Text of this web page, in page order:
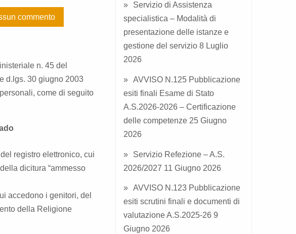
commento
n. 45 del
d.lgs. 30 giugno 2003
come di seguito
registro elettronico, cui
dicitura “ammesso
accedono i genitori, del
della Religione
Servizio di Assistenza
specialistica – Modalità di
presentazione delle istanze e
gestione del servizio 8 Luglio
2026
AVVISO N.125 Pubblicazione
esiti finali Esame di Stato
A.S.2026-2026 – Certificazione
delle competenze 25 Giugno
2026
Servizio Refezione – A.S.
2026/2027 11 Giugno 2026
AVVISO N.123 Pubblicazione
esiti scrutini finali e documenti di
valutazione A.S.2025-26 9
Giugno 2026